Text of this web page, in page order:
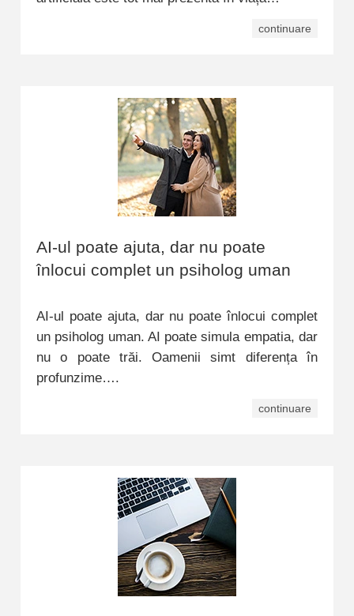
continuare
AI-ul poate ajuta, dar nu poate
înlocui complet un psiholog uman
AI-ul poate ajuta, dar nu poate înlocui complet
un psiholog uman. AI poate simula empatia, dar
nu o poate trăi. Oamenii simt diferența în
profunzime….
continuare